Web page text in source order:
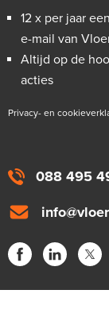
088 495
12 x per jaar
e-mail van
Altijd op de
acties
Privacy- en